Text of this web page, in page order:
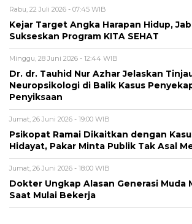
Rabu, 22 Juli 2026 - 07:45 WIB
Kejar Target Angka Harapan Hidup,
Sukseskan Program KITA SEHAT
Minggu, 28 Juni 2026 - 12:44 WIB
Dr. dr. Tauhid Nur Azhar Jelaskan
Neuropsikologi di Balik Kasus
Penyiksaan
Jumat, 26 Juni 2026 - 19:00 WIB
Psikopat Ramai Dikaitkan dengan
Hidayat, Pakar Minta Publik Tak Asal
Jumat, 26 Juni 2026 - 18:00 WIB
Dokter Ungkap Alasan Generasi Muda
Saat Mulai Bekerja